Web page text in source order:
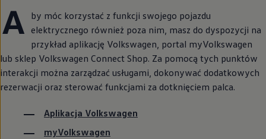
A
by móc korzystać z funkcji swojego pojazdu
elektrycznego również poza nim, masz do dyspozycji na
przykład aplikację Volkswagen, portal myVolkswagen
lub sklep Volkswagen Connect Shop. Za pomocą tych punktów
interakcji można zarządzać usługami, dokonywać dodatkowych
rezerwacji oraz sterować funkcjami za dotknięciem palca.
Aplikacja Volkswagen
myVolkswagen